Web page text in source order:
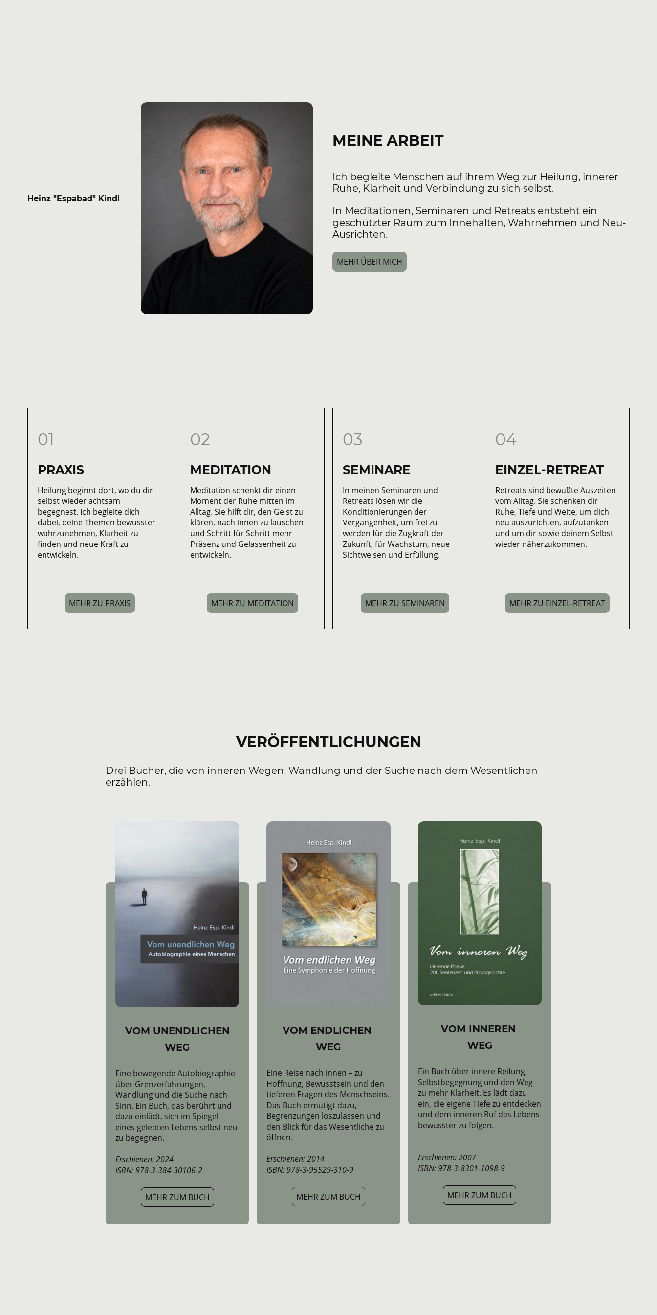
Heinz "Espabad" Kindl
MEINE ARBEIT
Ich begleite Menschen auf ihrem Weg zur Heilung, innerer
Ruhe, Klarheit und Verbindung zu sich selbst.
In Meditationen, Seminaren und Retreats entsteht ein
geschützter Raum zum Innehalten, Wahrnehmen und Neu-
Ausrichten.
MEHR ÜBER MICH
01
PRAXIS
Heilung beginnt dort, wo du dir
selbst wieder achtsam
begegnest. Ich begleite dich
dabei, deine Themen bewusster
wahrzunehmen, Klarheit zu
finden und neue Kraft zu
entwickeln.
MEHR ZU PRAXIS
02
MEDITATION
Meditation schenkt dir einen
Moment der Ruhe mitten im
Alltag. Sie hilft dir, den Geist zu
klären, nach innen zu lauschen
und Schritt für Schritt mehr
Präsenz und Gelassenheit zu
entwickeln.
MEHR ZU MEDITATION
03
SEMINARE
In meinen Seminaren und
Retreats lösen wir die
Konditionierungen der
Vergangenheit, um frei zu
werden für die Zugkraft der
Zukunft, für Wachstum, neue
Sichtweisen und Erfüllung.
MEHR ZU SEMINAREN
04
EINZEL-RETREAT
Retreats sind bewußte Auszeiten
vom Alltag. Sie schenken dir
Ruhe, Tiefe und Weite, um dich
neu auszurichten, aufzutanken
und um dir sowie deinem Selbst
wieder näherzukommen.
MEHR ZU EINZEL-RETREAT
VERÖFFENTLICHUNGEN
Drei Bücher, die von inneren Wegen, Wandlung und der Suche nach dem Wesentlichen
erzählen.
VOM UNENDLICHEN
WEG
Eine bewegende Autobiographie
über Grenzerfahrungen,
Wandlung und die Suche nach
Sinn. Ein Buch, das berührt und
dazu einlädt, sich im Spiegel
eines gelebten Lebens selbst neu
zu begegnen.
Erschienen: 2024
ISBN: 978-3-384-30106-2
MEHR ZUM BUCH
VOM ENDLICHEN
WEG
Eine Reise nach innen – zu
Hoffnung, Bewusstsein und den
tieferen Fragen des Menschseins.
Das Buch ermutigt dazu,
Begrenzungen loszulassen und
den Blick für das Wesentliche zu
öffnen.
Erschienen: 2014
ISBN: 978-3-95529-310-9
MEHR ZUM BUCH
VOM INNEREN
WEG
Ein Buch über innere Reifung,
Selbstbegegnung und den Weg
zu mehr Klarheit. Es lädt dazu
ein, die eigene Tiefe zu entdecken
und dem inneren Ruf des Lebens
bewusster zu folgen.
Erschienen: 2007
ISBN: 978-3-8301-1098-9
MEHR ZUM BUCH